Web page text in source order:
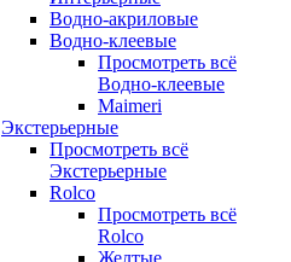
Водно-акриловые
Водно-клеевые
Просмотреть всё
Водно-клеевые
Maimeri
Экстерьерные
Просмотреть всё
Экстерьерные
Rolco
Просмотреть всё
Rolco
Желтые